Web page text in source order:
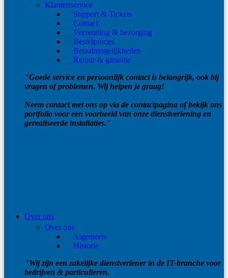
Klantenservice
Support & Tickets
Contact
Verzending & bezorging
Bestelproces
Betaalmogelijkheden
Retour & garantie
"Goede service en persoonlijk contact is belangrijk, ook bij
vragen of problemen. Wij helpen je graag!
Neem contact met ons op via de contactpagina of bekijk ons
portfolio voor een voorbeeld van onze dienstverlening en
gerealiseerde installaties."
Over ons
Over ons
Algemeen
Historie
"Wij zijn een zakelijke dienstverlener in de IT-branche voor
bedrijven & particulieren.